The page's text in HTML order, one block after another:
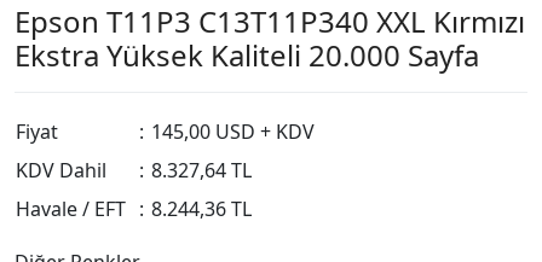
Epson T11P3 C13T11P340 XXL Kırmızı
Ekstra Yüksek Kaliteli 20.000 Sayfa
Fiyat : 145,00 USD + KDV
KDV Dahil
: 8.327,64 TL
Havale / EFT : 8.244,36 TL